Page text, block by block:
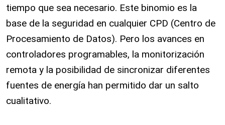
tiempo que sea necesario. Este binomio es la
base de la seguridad en cualquier CPD (Centro de
Procesamiento de Datos). Pero los avances en
controladores programables, la monitorización
remota y la posibilidad de sincronizar diferentes
fuentes de energía han permitido dar un salto
cualitativo.